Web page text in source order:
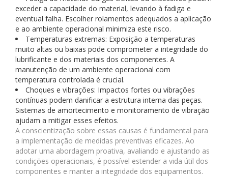
exceder a capacidade do material, levando à fadiga e
eventual falha. Escolher rolamentos adequados a aplicação
e ao ambiente operacional minimiza este risco.
Temperaturas extremas: Exposição a temperaturas
muito altas ou baixas pode comprometer a integridade do
lubrificante e dos materiais dos componentes. A
manutenção de um ambiente operacional com
temperatura controlada é crucial.
Choques e vibrações: Impactos fortes ou vibrações
contínuas podem danificar a estrutura interna das peças.
Sistemas de amortecimento e monitoramento de vibração
ajudam a mitigar esses efeitos.
A conscientização sobre essas causas é fundamental para
a implementação de medidas preventivas eficazes. Ao
adotar uma abordagem proativa, avaliando e ajustando as
condições operacionais, é possível estender a vida útil dos
componentes e manter a integridade dos equipamentos.